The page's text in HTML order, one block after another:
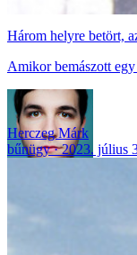
Három helyre betört,
Amikor bemászott
Herczeg Márk
bűnügy
2023. július